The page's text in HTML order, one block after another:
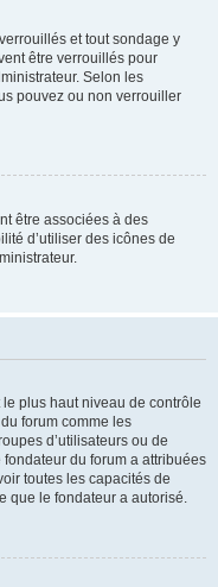
et tout sondage y
être verrouillés pour
Selon les
pouvez ou non verrouiller
être associées à des
d’utiliser des icônes de
plus haut niveau de contrôle
forum comme les
d’utilisateurs ou de
du forum a attribuées
toutes les capacités de
que le fondateur a autorisé.